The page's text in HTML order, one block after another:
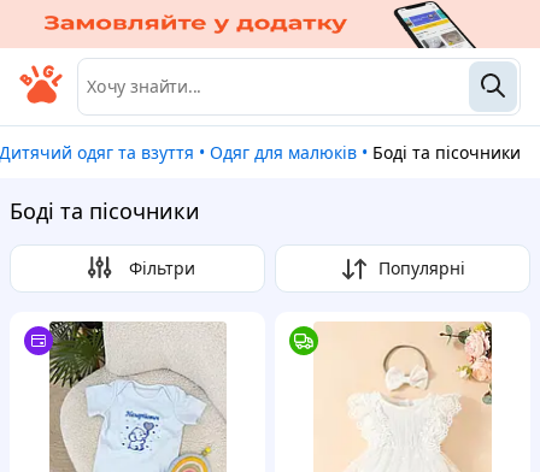
Дитячий одяг та взуття • Одяг для малюків • Боді та пісочники
Боді та пісочники
Фільтри Популярні